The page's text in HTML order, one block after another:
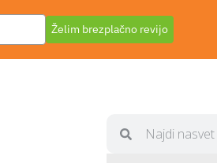
Dodajte svoje podjetje
Želim brezplačno revijo